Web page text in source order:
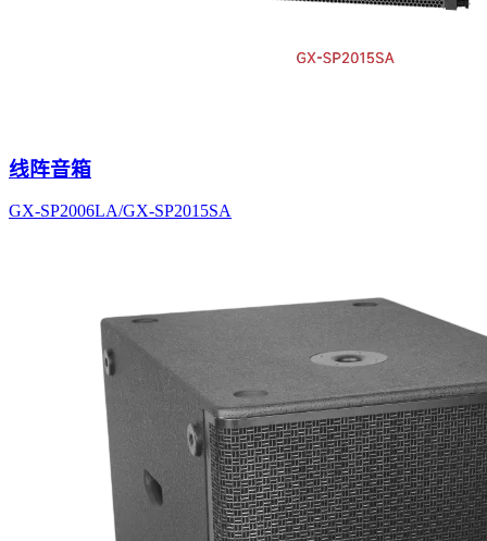
线阵音箱
GX-SP2006LA/GX-SP2015SA